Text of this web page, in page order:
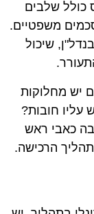
שלבים
משפטיים.
שיכול
יש מחלוקות
חובות?
כאבי ראש
הרכישה.